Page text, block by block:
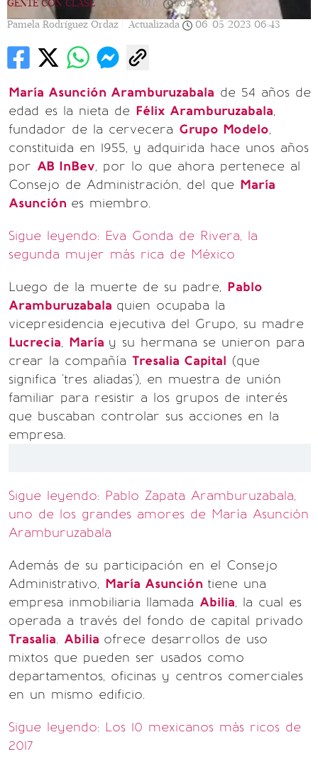
GENTE CON CLASE 05/07/2017 10:20 |
Pamela Rodríguez Ordaz |
Actualizada 06/05/2023 06:43
María Asunción Aramburuzabala de 54 años de
edad es la nieta de Félix Aramburuzabala,
fundador de la cervecera Grupo Modelo,
constituida en 1955, y adquirida hace unos años
por AB InBev, por lo que ahora pertenece al
Consejo de Administración, del que María
Asunción es miembro.
Sigue leyendo: Eva Gonda de Rivera, la
segunda mujer más rica de México
Luego de la muerte de su padre, Pablo
Aramburuzabala quien ocupaba la
vicepresidencia ejecutiva del Grupo, su madre
Lucrecia, María y su hermana se unieron para
crear la compañía Tresalia Capital (que
significa 'tres aliadas'), en muestra de unión
familiar para resistir a los grupos de interés
que buscaban controlar sus acciones en la
empresa.
Sigue leyendo: Pablo Zapata Aramburuzabala,
uno de los grandes amores de María Asunción
Aramburuzabala
Además de su participación en el Consejo
Administrativo, María Asunción tiene una
empresa inmobiliaria llamada Abilia, la cual es
operada a través del fondo de capital privado
Trasalia. Abilia ofrece desarrollos de uso
mixtos que pueden ser usados como
departamentos, oficinas y centros comerciales
en un mismo edificio.
Sigue leyendo: Los 10 mexicanos más ricos de
2017